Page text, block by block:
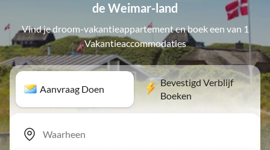
de Weimar-land
Vind je droom-vakantieappartement en boek een van 1
Vakantieaccommodaties
Aanvraag Doen
Bevestigd Verblijf
Boeken